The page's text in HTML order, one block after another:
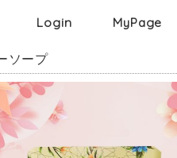
Login MyPage
ソープ